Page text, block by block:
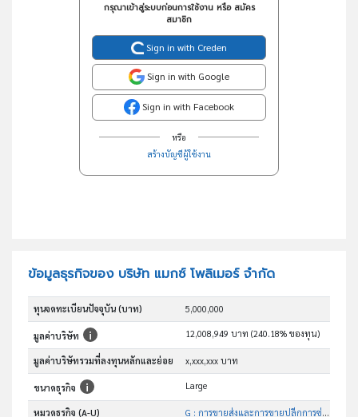
กรุณาเข้าสู่ระบบก่อนการใช้งาน หรือ สมัคร
สมาชิก
Sign in with Creden
Sign in with Google
Sign in with Facebook
หรือ
สร้างบัญชีผู้ใช้งาน
ข้อมูลธุรกิจของ บริษัท แมกซ์ โพลิเมอร์ จำกัด
ทุนจดทะเบียนปัจจุบัน (บาท) 5,000,000
มูลค่าบริษัท 12,008,949 บาท (240.18% ของทุน)
มูลค่าบริษัทรวมที่ลงทุนหลักและย่อย x,xxx,xxx บาท
ขนาดธุรกิจ Large
หมวดธุรกิจ (A-U) G : การขายส่งและการขายปลีกการซ่อมยานยนต์และ จักรยานยนต์